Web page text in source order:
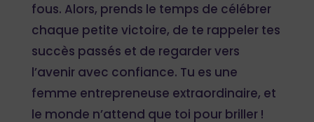
fous. Alors, prends le temps de célébrer
chaque petite victoire, de te rappeler tes
succès passés et de regarder vers
l’avenir avec confiance. Tu es une
femme entrepreneuse extraordinaire, et
le monde n’attend que toi pour briller !